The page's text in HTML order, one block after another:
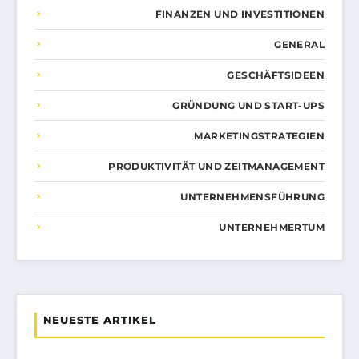
FINANZEN UND INVESTITIONEN
GENERAL
GESCHÄFTSIDEEN
GRÜNDUNG UND START-UPS
MARKETINGSTRATEGIEN
PRODUKTIVITÄT UND ZEITMANAGEMENT
UNTERNEHMENSFÜHRUNG
UNTERNEHMERTUM
NEUESTE ARTIKEL